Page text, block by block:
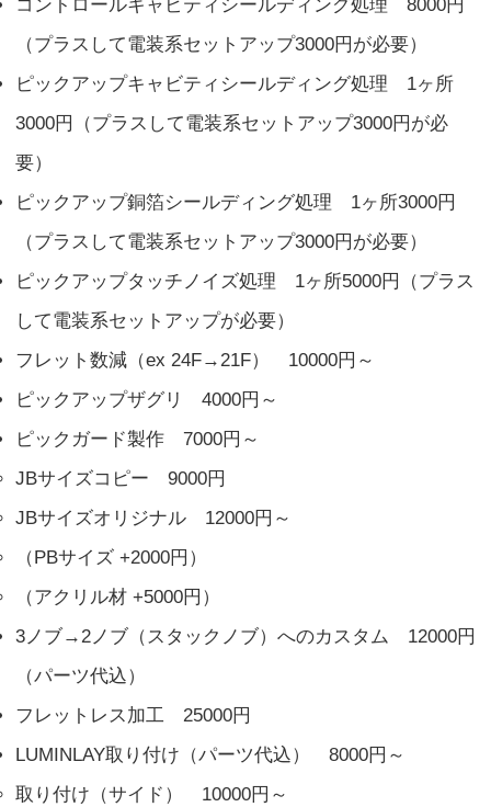
コントロールキャビティシールディング処理 8000円
（プラスして電装系セットアップ3000円が必要）
ピックアップキャビティシールディング処理 1ヶ所
3000円（プラスして電装系セットアップ3000円が必
要）
ピックアップ銅箔シールディング処理 1ヶ所3000円
（プラスして電装系セットアップ3000円が必要）
ピックアップタッチノイズ処理 1ヶ所5000円（プラス
して電装系セットアップが必要）
フレット数減（ex 24F→21F） 10000円～
ピックアップザグリ 4000円～
ピックガード製作 7000円～
JBサイズコピー 9000円
JBサイズオリジナル 12000円～
（PBサイズ +2000円）
（アクリル材 +5000円）
3ノブ→2ノブ（スタックノブ）へのカスタム 12000円
（パーツ代込）
フレットレス加工 25000円
LUMINLAY取り付け（パーツ代込） 8000円～
取り付け（サイド） 10000円～